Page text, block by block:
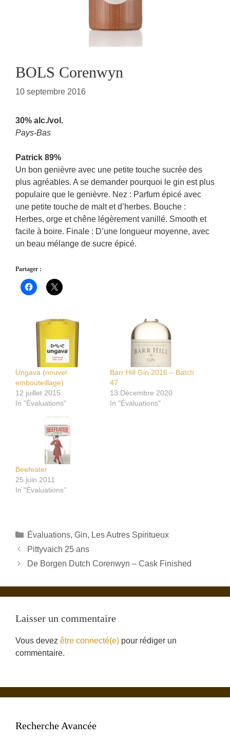
BOLS Corenwyn
10 septembre 2016
30% alc./vol.
Pays-Bas
Patrick 89%
Un bon genièvre avec une petite touche sucrée des
plus agréables. A se demander pourquoi le gin est plus
populaire que le genièvre. Nez : Parfum épicé avec
une petite touche de malt et d’herbes. Bouche :
Herbes, orge et chêne légèrement vanillé. Smooth et
facile à boire. Finale : D’une longueur moyenne, avec
un beau mélange de sucre épicé.
Partager :
Ungava (nouvel
embouteillage)
12 juillet 2015
In "Évaluations"
Barr Hill Gin 2016 – Batch
47
13 Décembre 2020
In "Évaluations"
Beefeater
25 juin 2011
In "Évaluations"
Catégories
Évaluations, Gin, Les Autres Spiritueux
Pittyvaich 25 ans
De Borgen Dutch Corenwyn – Cask Finished
Laisser un commentaire
Vous devez être connecté(e) pour rédiger un
commentaire.
Recherche Avancée